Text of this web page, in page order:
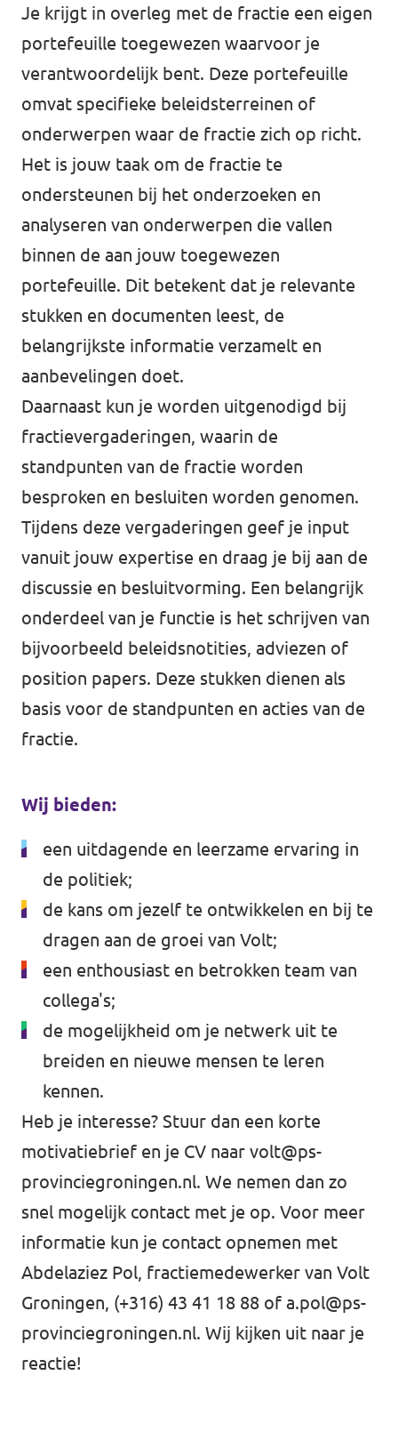
Je krijgt in overleg met de fractie een eigen
portefeuille toegewezen waarvoor je
verantwoordelijk bent. Deze portefeuille
omvat specifieke beleidsterreinen of
onderwerpen waar de fractie zich op richt.
Het is jouw taak om de fractie te
ondersteunen bij het onderzoeken en
analyseren van onderwerpen die vallen
binnen de aan jouw toegewezen
portefeuille. Dit betekent dat je relevante
stukken en documenten leest, de
belangrijkste informatie verzamelt en
aanbevelingen doet.
Daarnaast kun je worden uitgenodigd bij
fractievergaderingen, waarin de
standpunten van de fractie worden
besproken en besluiten worden genomen.
Tijdens deze vergaderingen geef je input
vanuit jouw expertise en draag je bij aan de
discussie en besluitvorming. Een belangrijk
onderdeel van je functie is het schrijven van
bijvoorbeeld beleidsnotities, adviezen of
position papers. Deze stukken dienen als
basis voor de standpunten en acties van de
fractie.
Wij bieden:
een uitdagende en leerzame ervaring in
de politiek;
de kans om jezelf te ontwikkelen en bij te
dragen aan de groei van Volt;
een enthousiast en betrokken team van
collega's;
de mogelijkheid om je netwerk uit te
breiden en nieuwe mensen te leren
kennen.
Heb je interesse? Stuur dan een korte
motivatiebrief en je CV naar volt@ps-
provinciegroningen.nl. We nemen dan zo
snel mogelijk contact met je op. Voor meer
informatie kun je contact opnemen met
Abdelaziez Pol, fractiemedewerker van Volt
Groningen, (+316) 43 41 18 88 of a.pol@ps-
provinciegroningen.nl. Wij kijken uit naar je
reactie!